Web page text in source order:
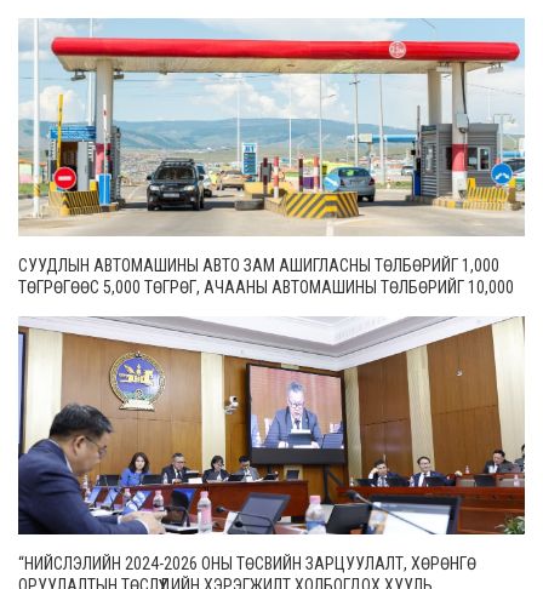
СУУДЛЫН АВТОМАШИНЫ АВТО ЗАМ АШИГЛАСНЫ ТӨЛБӨРИЙГ 1,000
ТӨГРӨГӨӨС 5,000 ТӨГРӨГ, АЧААНЫ АВТОМАШИНЫ ТӨЛБӨРИЙГ 10,000
“НИЙСЛЭЛИЙН 2024-2026 ОНЫ ТӨСВИЙН ЗАРЦУУЛАЛТ, ХӨРӨНГӨ